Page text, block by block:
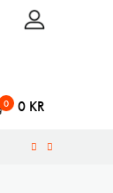
0 0 KR